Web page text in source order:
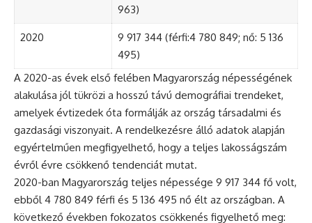
963)
2020
9 917 344 (férfi:4 780 849; nő: 5 136
495)
A 2020-as évek első felében Magyarország népességének
alakulása jól tükrözi a hosszú távú demográfiai trendeket,
amelyek évtizedek óta formálják az ország társadalmi és
gazdasági viszonyait. A rendelkezésre álló adatok alapján
egyértelműen megfigyelhető, hogy a teljes lakosságszám
évről évre csökkenő tendenciát mutat.
2020-ban Magyarország teljes népessége 9 917 344 fő volt,
ebből 4 780 849 férfi és 5 136 495 nő élt az országban. A
következő években fokozatos csökkenés figyelhető meg: